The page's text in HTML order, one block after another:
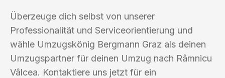
Überzeuge dich selbst von unserer
Professionalität und Serviceorientierung und
wähle Umzugskönig Bergmann Graz als deinen
Umzugspartner für deinen Umzug nach Râmnicu
Vâlcea. Kontaktiere uns jetzt für ein